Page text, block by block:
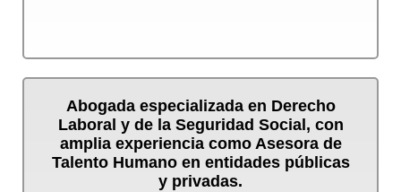
Abogada especializada en Derecho
Laboral y de la Seguridad Social, con
amplia experiencia como Asesora de
Talento Humano en entidades públicas
y privadas.